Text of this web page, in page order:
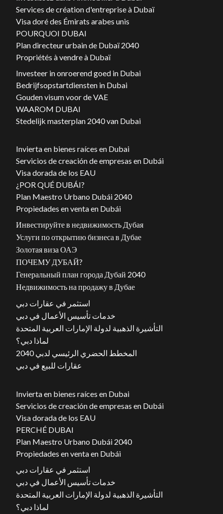
Services de création d'entreprise à Dubaï
Visa doré des Émirats arabes unis
POURQUOI DUBAI
Plan directeur urbain de Dubaï 2040
Propriétés à vendre à Dubaï
Investeer in onroerend goed in Dubai
Bedrijfsopstartdiensten in Dubai
Gouden visum voor de VAE
WAAROM DUBAI
Stedelijk masterplan 2040 van Dubai
Invierta en bienes raíces en Dubai
Servicios de creación de empresas en Dubái
Visa dorada de los EAU
¿POR QUÉ DUBÁI?
Plan Maestro Urbano Dubái 2040
Propiedades en venta en Dubái
Инвестируйте в недвижимость Дубая
Услуги по открытию бизнеса в Дубае
Золотая виза ОАЭ
ПОЧЕМУ ДУБАЙ?
Генеральный план города Дубай 2040
Недвижимость на продажу в Дубае
استثمر في عقارات دبي
خدمات تأسيس الأعمال في دبي
التأشيرة الذهبية لدولة الإمارات العربية المتحدة
لماذا دبي؟
المخطط الحضري الرئيسي لدبي 2040
عقارات للبيع في دبي
Invierta en bienes raíces en Dubai
Servicios de creación de empresas en Dubái
Visa dorada de los EAU
PERCHÉ DUBAI
Plan Maestro Urbano Dubái 2040
Propiedades en venta en Dubái
استثمر في عقارات دبي
خدمات تأسيس الأعمال في دبي
التأشيرة الذهبية لدولة الإمارات العربية المتحدة
لماذا دبي؟